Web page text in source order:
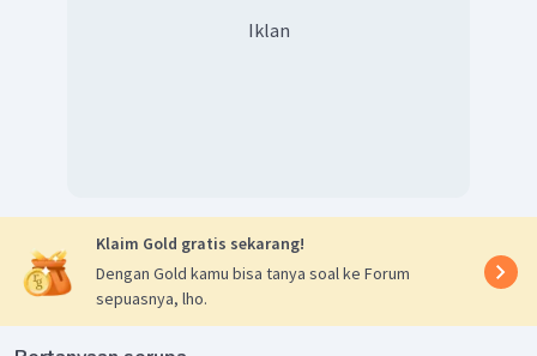
Iklan
Klaim Gold gratis sekarang!
Dengan Gold kamu bisa tanya soal ke Forum
sepuasnya, lho.